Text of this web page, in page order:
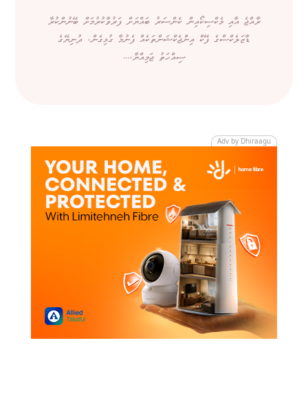
ރާއްޖެ އާއި މެކްސިކޯއިން ކެންސަރު ބައްޔަށް ފަރުވާކުރުމަށް ބޭނުންކުރާ
ޑާޒަލެކްސްގެ ފޭކް އިންޖެކްޝަންތަކެއް ފެނުމާ ގުޅިގެން، ދުނިޔޭގެ
ސިއްހަތު ޖަމިއްޔާ،...
Adv by Dhiraagu